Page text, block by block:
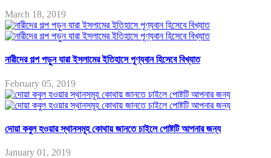
March 18, 2019
নারীদের গল্প পড়ুন যারা ইসলামের ইতিহাসে পূণ্যবান হিসেবে বিখ্যাত
February 05, 2019
দোয়া কবুল হওয়ার স্থানসমূহ কোথায় জানতে চাইলে পোষ্টটি আপনার জন্য
January 01, 2019